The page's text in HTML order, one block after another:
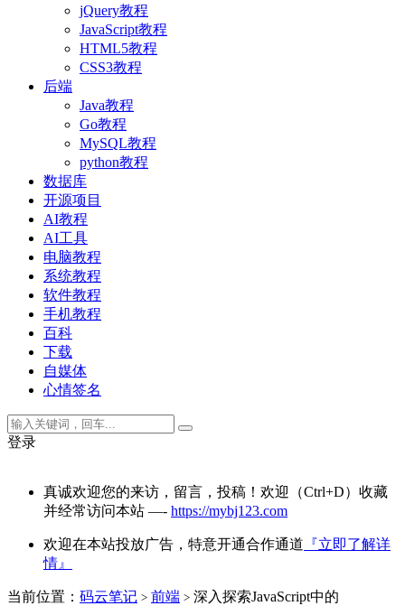
jQuery教程
JavaScript教程
HTML5教程
CSS3教程
后端
Java教程
Go教程
MySQL教程
python教程
数据库
开源项目
AI教程
AI工具
电脑教程
系统教程
软件教程
手机教程
百科
下载
自媒体
心情签名
登录
真诚欢迎您的来访，留言，投稿！欢迎（Ctrl+D）收藏
并经常访问本站 —- https://mybj123.com
欢迎在本站投放广告，特意开通合作通道 『立即了解详
情』
当前位置： 码云笔记 > 前端 > 深入探索JavaScript中的